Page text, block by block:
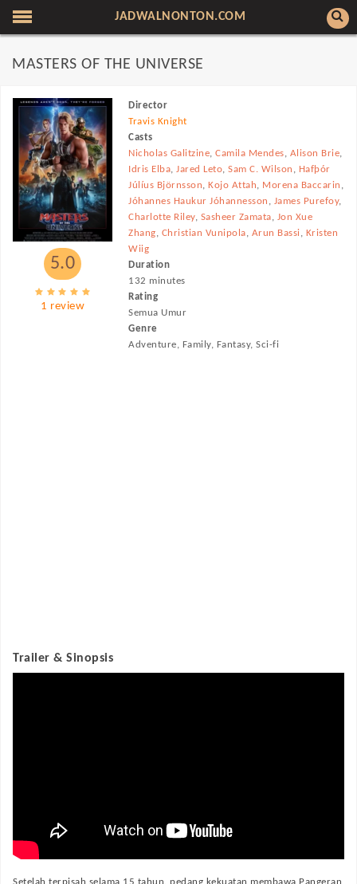
JADWALNONTON.COM
MASTERS OF THE UNIVERSE
5.0
1 review
Director
Travis Knight
Casts
Nicholas Galitzine,Camila Mendes, Alison Brie,
Idris Elba,Jared Leto,Sam C. Wilson , Hafþór
Júlíus Björnsson,Kojo Attah, Morena Baccarin ,
Jóhannes Haukur Jóhannesson , James Purefoy,
Charlotte Riley, Sasheer Zamata, Jon Xue
Zhang, Christian Vunipola, Arun Bassi, Kristen
Wiig
Duration
132 minutes
Rating
Semua Umur
Genre
Adventure, Family, Fantasy, Sci-fi
Trailer & Sinopsis